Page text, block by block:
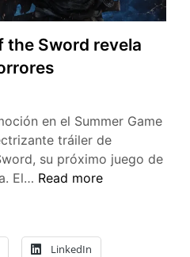
the Sword revela
en el Summer Game
tráiler de
su próximo juego de
El… Onimusha:
the
Sword
Read more
LinkedIn